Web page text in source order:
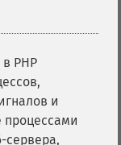
PHP
и
сервера,